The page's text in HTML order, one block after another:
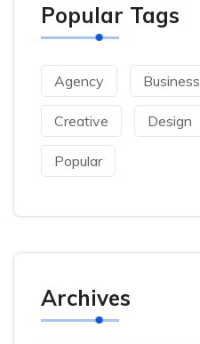
Popular Tags
Agency Business
Creative Design
Popular
Archives